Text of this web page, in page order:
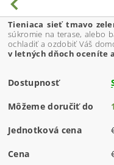
Tieniaca sieť tmavo
súkromie na terase, alebo
ochladiť a ozdobiť Váš
v letných dňoch oceníte
Dostupnosť
Môžeme doručiť do
Jednotková cena
Cena